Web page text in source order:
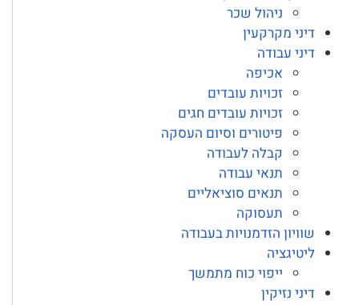
ניהול שכר
דיני מקרקעין
דיני עבודה
אכיפה
זכויות עובדים
זכויות עובדים חגים
פיטורים וסיום העסקה
קבלה לעבודה
תנאי עבודה
תנאים סוציאליים
תעסוקה
שוויון הזדמנויות בעבודה
ליטיגציה
ייפוי כוח מתמשך
דיני נזיקין